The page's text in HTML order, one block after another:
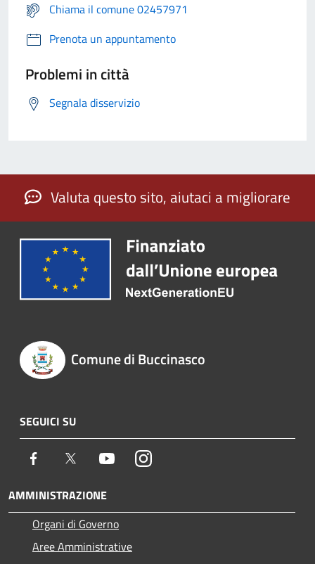
Chiama il comune 02457971
Prenota un appuntamento
Problemi in città
Segnala disservizio
Valuta questo sito, aiutaci a migliorare
Comune di Buccinasco
SEGUICI SU
Facebook Twitter YoutubeInstagram
AMMINISTRAZIONE
Organi di Governo
Aree Amministrative